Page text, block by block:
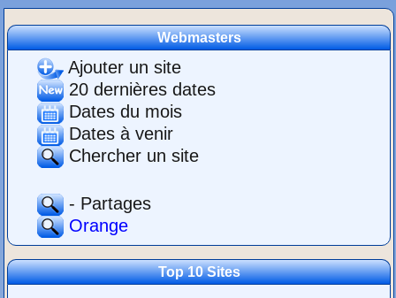
Webmasters
Ajouter un site
20 dernières dates
Dates du mois
Dates à venir
Chercher un site
- Partages
Orange
Top 10 Sites